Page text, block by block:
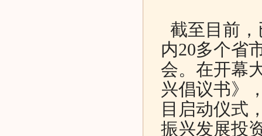
截至目前
内20多个省
会。在开幕
兴倡议书》
目启动仪式
振兴发展投